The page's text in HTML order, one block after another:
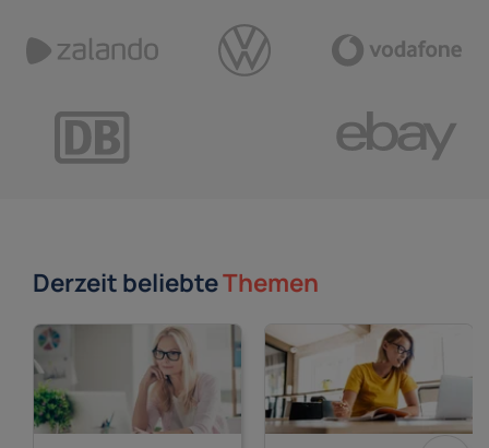
Derzeit beliebteThemen